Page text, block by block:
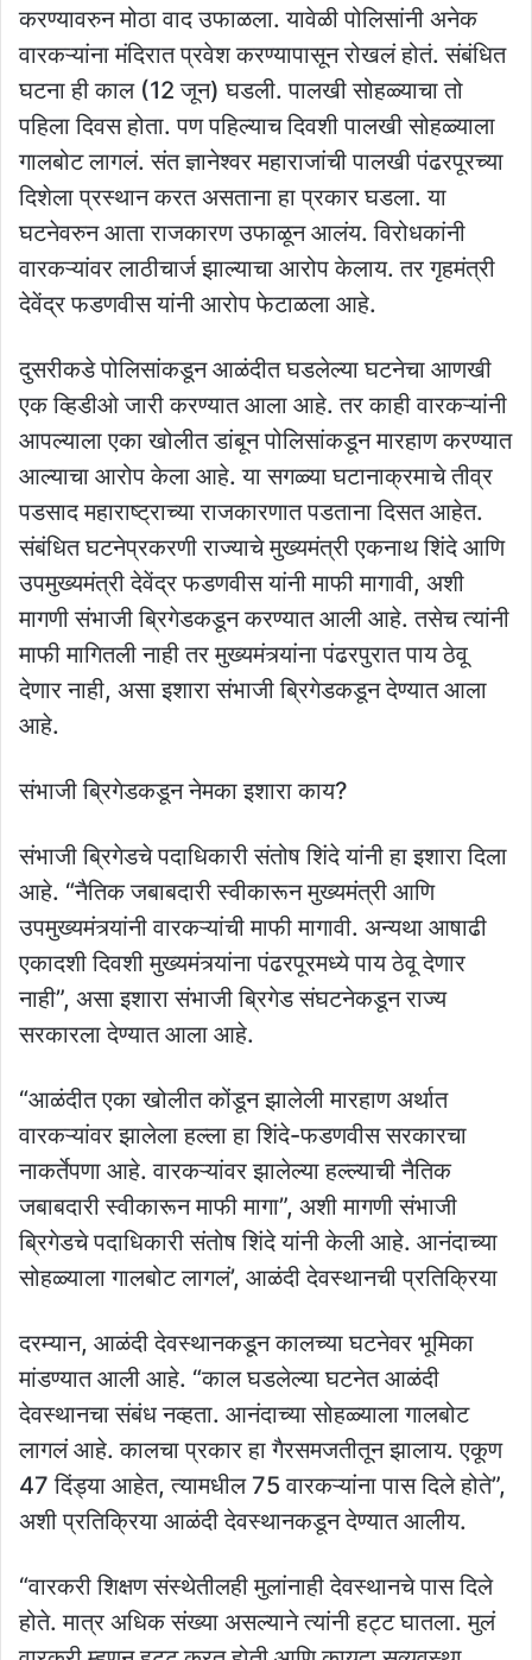
करण्यावरुन मोठा वाद उफाळला. यावेळी पोलिसांनी अनेक
वारकऱ्यांना मंदिरात प्रवेश करण्यापासून रोखलं होतं. संबंधित
घटना ही काल (12 जून) घडली. पालखी सोहळ्याचा तो
पहिला दिवस होता. पण पहिल्याच दिवशी पालखी सोहळ्याला
गालबोट लागलं. संत ज्ञानेश्वर महाराजांची पालखी पंढरपूरच्या
दिशेला प्रस्थान करत असताना हा प्रकार घडला. या
घटनेवरुन आता राजकारण उफाळून आलंय. विरोधकांनी
वारकऱ्यांवर लाठीचार्ज झाल्याचा आरोप केलाय. तर गृहमंत्री
देवेंद्र फडणवीस यांनी आरोप फेटाळला आहे.
दुसरीकडे पोलिसांकडून आळंदीत घडलेल्या घटनेचा आणखी
एक व्हिडीओ जारी करण्यात आला आहे. तर काही वारकऱ्यांनी
आपल्याला एका खोलीत डांबून पोलिसांकडून मारहाण करण्यात
आल्याचा आरोप केला आहे. या सगळ्या घटानाक्रमाचे तीव्र
पडसाद महाराष्ट्राच्या राजकारणात पडताना दिसत आहेत.
संबंधित घटनेप्रकरणी राज्याचे मुख्यमंत्री एकनाथ शिंदे आणि
उपमुख्यमंत्री देवेंद्र फडणवीस यांनी माफी मागावी, अशी
मागणी संभाजी ब्रिगेडकडून करण्यात आली आहे. तसेच त्यांनी
माफी मागितली नाही तर मुख्यमंत्र्यांना पंढरपुरात पाय ठेवू
देणार नाही, असा इशारा संभाजी ब्रिगेडकडून देण्यात आला
आहे.
संभाजी ब्रिगेडकडून नेमका इशारा काय?
संभाजी ब्रिगेडचे पदाधिकारी संतोष शिंदे यांनी हा इशारा दिला
आहे. “नैतिक जबाबदारी स्वीकारून मुख्यमंत्री आणि
उपमुख्यमंत्र्यांनी वारकऱ्यांची माफी मागावी. अन्यथा आषाढी
एकादशी दिवशी मुख्यमंत्र्यांना पंढरपूरमध्ये पाय ठेवू देणार
नाही”, असा इशारा संभाजी ब्रिगेड संघटनेकडून राज्य
सरकारला देण्यात आला आहे.
“आळंदीत एका खोलीत कोंडून झालेली मारहाण अर्थात
वारकऱ्यांवर झालेला हल्ला हा शिंदे-फडणवीस सरकारचा
नाकर्तेपणा आहे. वारकऱ्यांवर झालेल्या हल्ल्याची नैतिक
जबाबदारी स्वीकारून माफी मागा”, अशी मागणी संभाजी
ब्रिगेडचे पदाधिकारी संतोष शिंदे यांनी केली आहे. आनंदाच्या
सोहळ्याला गालबोट लागलं’, आळंदी देवस्थानची प्रतिक्रिया
दरम्यान, आळंदी देवस्थानकडून कालच्या घटनेवर भूमिका
मांडण्यात आली आहे. “काल घडलेल्या घटनेत आळंदी
देवस्थानचा संबंध नव्हता. आनंदाच्या सोहळ्याला गालबोट
लागलं आहे. कालचा प्रकार हा गैरसमजतीतून झालाय. एकूण
47 दिंड्या आहेत, त्यामधील 75 वारकऱ्यांना पास दिले होते”,
अशी प्रतिक्रिया आळंदी देवस्थानकडून देण्यात आलीय.
“वारकरी शिक्षण संस्थेतीलही मुलांनाही देवस्थानचे पास दिले
होते. मात्र अधिक संख्या असल्याने त्यांनी हट्ट घातला. मुलं